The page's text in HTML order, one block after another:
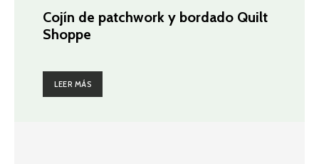
Cojín de patchwork y bordado Quilt
Shoppe
LEER MÁS